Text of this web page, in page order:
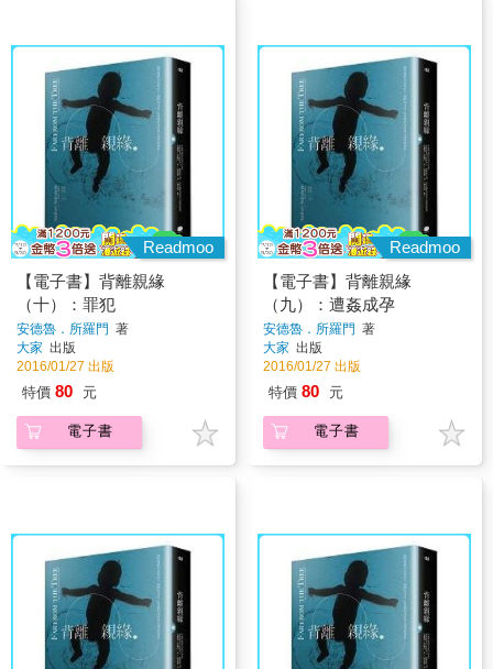
Readmoo
【電子書】背離親緣
（十）：罪犯
安德魯．所羅門 著
大家 出版
2016/01/27 出版
特價 80 元
電子書
Readmoo
【電子書】背離親緣
（九）：遭姦成孕
安德魯．所羅門 著
大家 出版
2016/01/27 出版
特價 80 元
電子書